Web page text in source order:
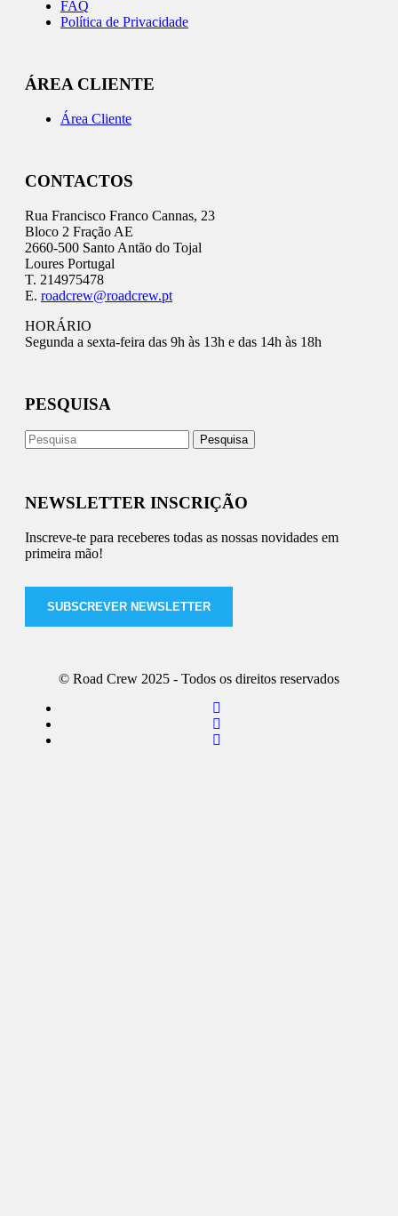
FAQ
Política de Privacidade
ÁREA CLIENTE
Área Cliente
CONTACTOS
Rua Francisco Franco Cannas, 23
Bloco 2 Fração AE
2660-500 Santo Antão do Tojal
Loures Portugal
T. 214975478
E. roadcrew@roadcrew.pt
HORÁRIO
Segunda a sexta-feira das 9h às 13h e das 14h às 18h
PESQUISA
NEWSLETTER INSCRIÇÃO
Inscreve-te para receberes todas as nossas novidades em
primeira mão!
SUBSCREVER NEWSLETTER
© Road Crew 2025 - Todos os direitos reservados